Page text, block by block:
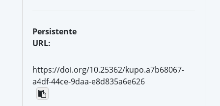
Persistente
URL:
https://doi.org/10.25362/kupo.a7b68067-
a4df-44ce-9daa-e8d835a6e626